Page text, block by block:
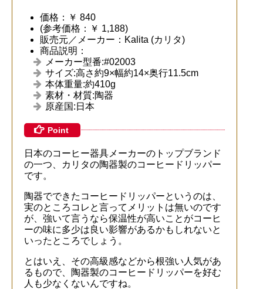
価格：￥ 840
(参考価格：￥ 1,188)
販売元／メーカー：Kalita (カリタ)
商品説明：
メーカー型番:#02003
サイズ:高さ約9×幅約14×奥行11.5cm
本体重量:約410g
素材・材質:陶器
原産国:日本
Point
日本のコーヒー器具メーカーのトップブランド
の一つ、カリタの陶器製のコーヒードリッパー
です。
陶器でできたコーヒードリッパーというのは、
実のところコレと言ってメリットは無いのです
が、強いて言うなら保温性が高いことがコーヒ
ーの味に多少は良い影響があるかもしれないと
いったところでしょう。
とはいえ、その高級感などから根強い人気があ
るもので、陶器製のコーヒードリッパーを好む
人も少なくないんですね。